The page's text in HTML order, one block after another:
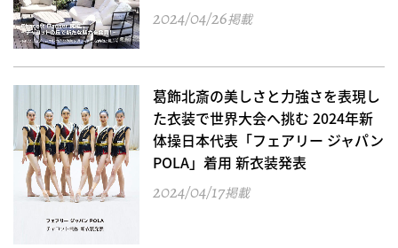
2024/04/26掲載
葛飾北斎の美しさと力強さを表現し
た衣装で世界大会へ挑む 2024年新
体操日本代表「フェアリー ジャパン
POLA」着用 新衣装発表
2024/04/17掲載